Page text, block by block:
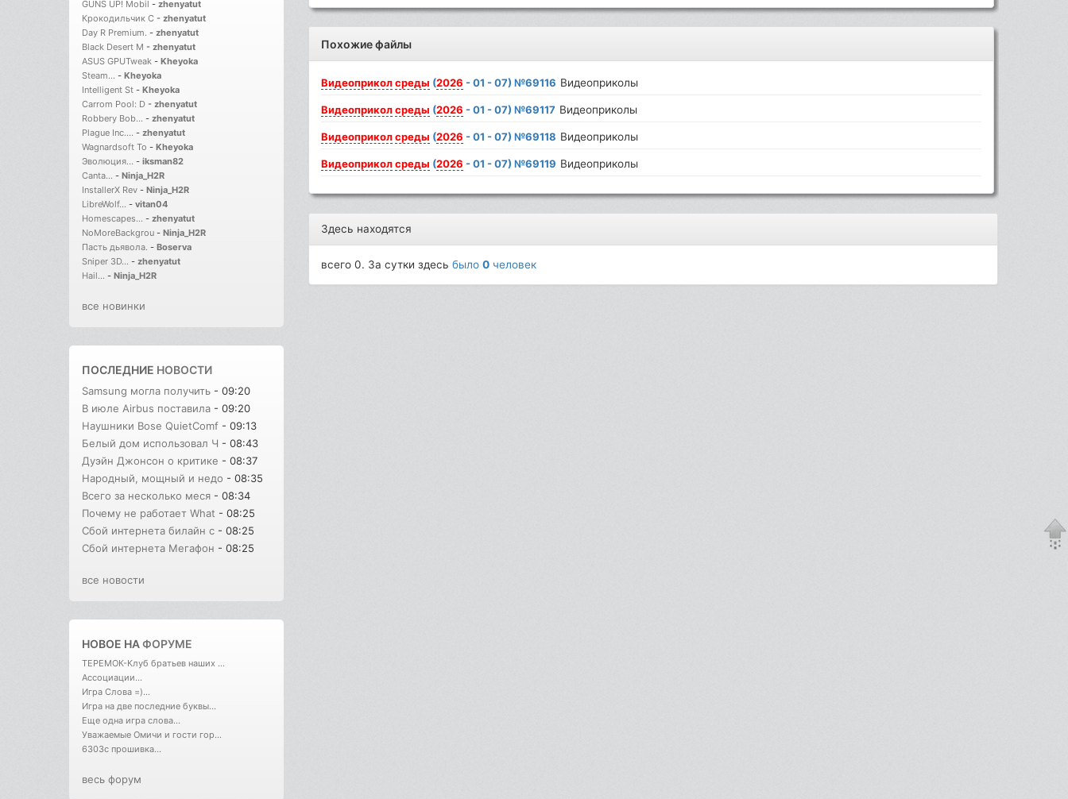
GUNS UP! Mobil - zhenyatut
Крокодильчик С - zhenyatut
Day R Premium. - zhenyatut
Black Desert M - zhenyatut
ASUS GPUTweak - Kheyoka
Steam... - Kheyoka
Intelligent St - Kheyoka
Carrom Pool: D - zhenyatut
Robbery Bob... - zhenyatut
Plague Inc.... - zhenyatut
Wagnardsoft To - Kheyoka
Эволюция... - iksman82
Canta... - Ninja_H2R
InstallerX Rev - Ninja_H2R
LibreWolf... - vitan04
Homescapes... - zhenyatut
NoMoreBackgrou - Ninja_H2R
Пасть дьявола. - Boserva
Sniper 3D... - zhenyatut
Hail... - Ninja_H2R
все новинки
ПОСЛЕДНИЕ НОВОСТИ
Samsung могла получить - 09:20
В июле Airbus поставила - 09:20
Наушники Bose QuietComf - 09:13
Белый дом использовал Ч - 08:43
Дуэйн Джонсон о критике - 08:37
Народный, мощный и недо - 08:35
Всего за несколько меся - 08:34
Почему не работает What - 08:25
Сбой интернета билайн с - 08:25
Сбой интернета Мегафон - 08:25
все новости
НОВОЕ НАФОРУМЕ
ТЕРЕМОК-Клуб братьев наших ...
Ассоциации...
Игра Слова =)...
Игра на две последние буквы...
Еще одна игра слова...
Уважаемые Омичи и гости гор...
6303с прошивка...
весь форум
Похожие файлы
Видеоприколсреды (2026 - 01 - 07) №69116 Видеоприколы
Видеоприколсреды (2026 - 01 - 07) №69117 Видеоприколы
Видеоприколсреды (2026 - 01 - 07) №69118 Видеоприколы
Видеоприколсреды (2026 - 01 - 07) №69119 Видеоприколы
Здесь находятся
всего 0. За сутки здесьбыло0 человек